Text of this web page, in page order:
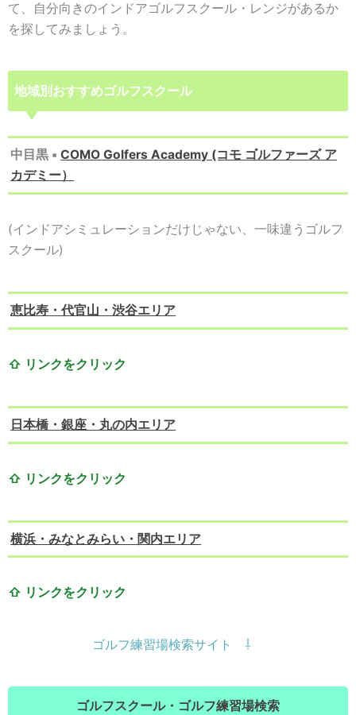
て、自分向きのインドアゴルフスクール・レンジがあるか
を探してみましょう。
地域別おすすめゴルフスクール
中目黒 ▪COMO Golfers Academy (コモ ゴルファーズ ア
カデミー）
(インドアシミュレーションだけじゃない、一味違うゴルフ
スクール)
恵比寿・代官山・渋谷エリア
⇧ リンクをクリック
日本橋・銀座・丸の内エリア
⇧ リンクをクリック
横浜・みなとみらい・関内エリア
⇧ リンクをクリック
ゴルフ練習場検索サイト ⇩
ゴルフスクール・ゴルフ練習場検索